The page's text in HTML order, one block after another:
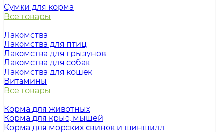
Сумки для корма
Все товары
Лакомства
Лакомства для птиц
Лакомства для грызунов
Лакомства для собак
Лакомства для кошек
Витамины
Все товары
Корма для животных
Корма для крыс, мышей
Корма для морских свинок и шиншилл